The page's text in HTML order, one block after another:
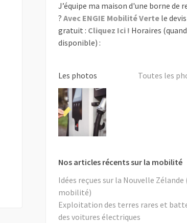
J’équipe ma maison d'une borne de
? Avec ENGIE Mobilité Vertele
gratuit : Cliquez Ici ! Horaires (quand
disponible) :
Les photos Toutes les
Nos articles récents sur la mobilité
Idées reçues sur la Nouvelle Zélande
mobilité)
Exploitation des terres rares et
des voitures électriques